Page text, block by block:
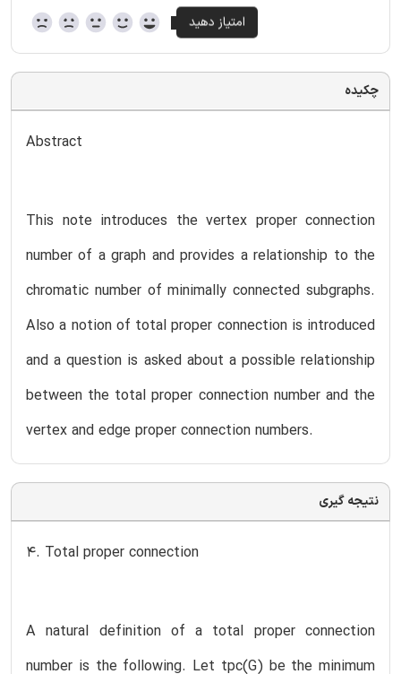
چکیده
Abstract
This note introduces the vertex proper connection
number of a graph and provides a relationship to the
chromatic number of minimally connected subgraphs.
Also a notion of total proper connection is introduced
and a question is asked about a possible relationship
between the total proper connection number and the
vertex and edge proper connection numbers.
نتیجه گیری
4. Total proper connection
A natural definition of a total proper connection
number is the following. Let tpc(G) be the minimum